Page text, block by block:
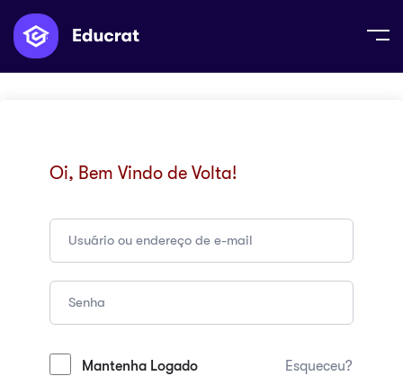
Oi, Bem Vindo de Volta!
Mantenha Logado Esqueceu?